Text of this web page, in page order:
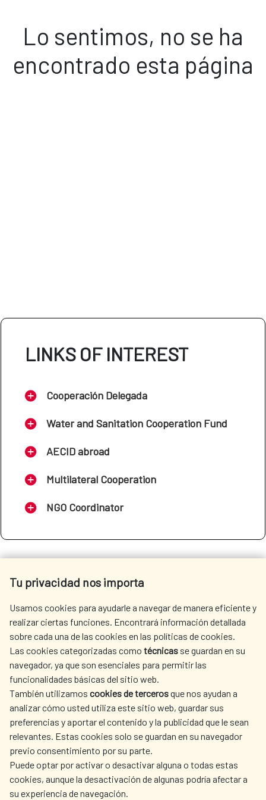
Lo sentimos, no se ha
encontrado esta página
LINKS OF INTEREST
Cooperación Delegada
Water and Sanitation Cooperation Fund
AECID abroad
Multilateral Cooperation
NGO Coordinator
SEE MORE SITES OF INTEREST
SEDE ELECTRÓNICA
Fecha de modificación de la página: 15/06/2026
Tu privacidad nos importa
Usamos cookies para ayudarle a navegar de manera eficiente y
realizar ciertas funciones. Encontrará información detallada
sobre cada una de las cookies en las políticas de cookies.
Las cookies categorizadas como técnicas se guardan en su
navegador, ya que son esenciales para permitir las
funcionalidades básicas del sitio web.
También utilizamos cookies de tercerosque nos ayudan a
analizar cómo usted utiliza este sitio web, guardar sus
preferencias y aportar el contenido y la publicidad que le sean
relevantes. Estas cookies solo se guardan en su navegador
previo consentimiento por su parte.
Puede optar por activar o desactivar alguna o todas estas
cookies, aunque la desactivación de algunas podría afectar a
su experiencia de navegación.